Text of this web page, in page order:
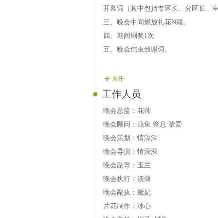
开幕词（其中包括专区长、分区长、室
三、晚会中间燃放礼花N颗。
四、期间刷奖1次
五、晚会结束致谢词。
展开
工作人员
晚会总监：花帅
晚会顾问：燕鱼 窒息 挚爱
晚会策划：情深深
晚会导演：情深深
晚会副导：玉兰
晚会执行：淡薄
晚会副执：黛妃
片花制作：冰心